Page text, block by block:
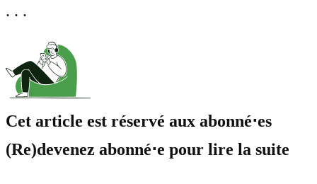
. . .
Cet article est réservé aux abonné⋅es
(Re)devenez abonné⋅e pour lire la suite